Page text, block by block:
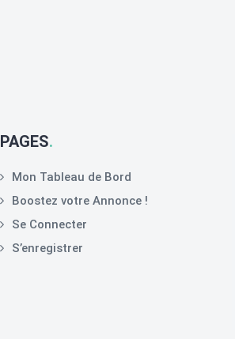
PAGES
Mon Tableau de Bord
Boostez votre Annonce !
Se Connecter
S’enregistrer